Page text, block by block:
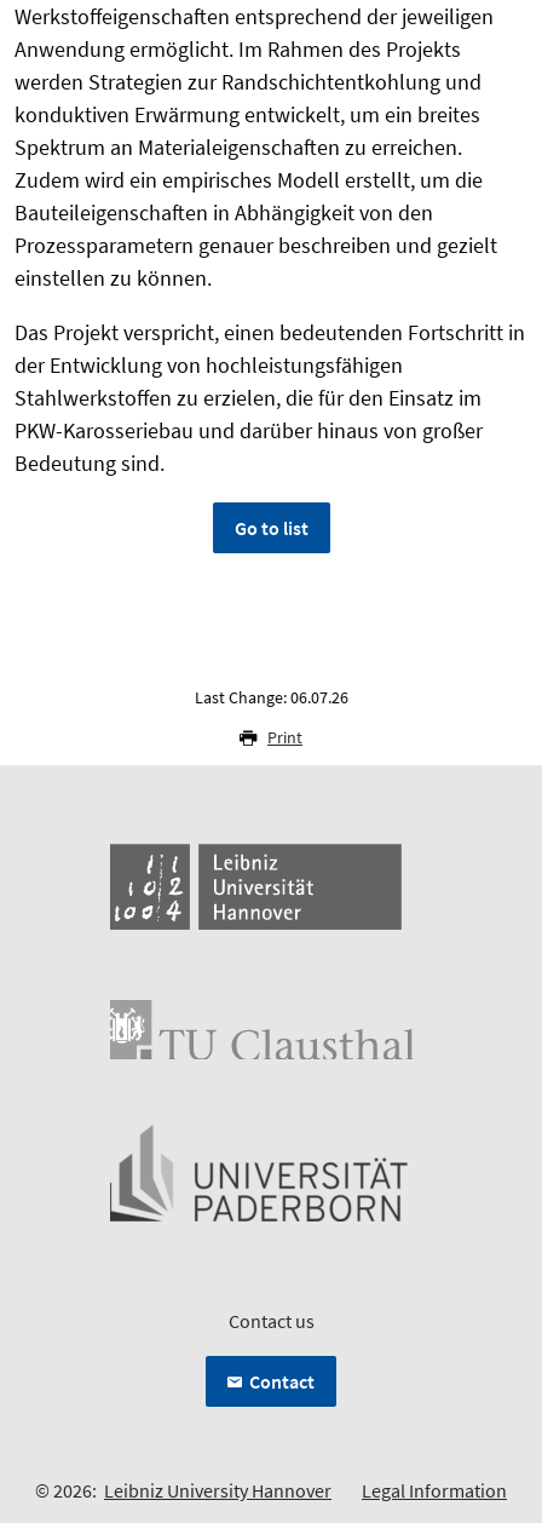
Werkstoffeigenschaften entsprechend der jeweiligen
Anwendung ermöglicht. Im Rahmen des Projekts
werden Strategien zur Randschichtentkohlung und
konduktiven Erwärmung entwickelt, um ein breites
Spektrum an Materialeigenschaften zu erreichen.
Zudem wird ein empirisches Modell erstellt, um die
Bauteileigenschaften in Abhängigkeit von den
Prozessparametern genauer beschreiben und gezielt
einstellen zu können.
Das Projekt verspricht, einen bedeutenden Fortschritt in
der Entwicklung von hochleistungsfähigen
Stahlwerkstoffen zu erzielen, die für den Einsatz im
PKW-Karosseriebau und darüber hinaus von großer
Bedeutung sind.
Go to list
Last Change: 06.07.26
Print
Contact us
Contact
© 2026: Leibniz University Hannover
Legal Information